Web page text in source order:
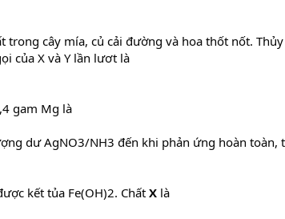
cây mía, củ cải đường và hoa thốt nốt.
của X và Y lần lươt là
gam Mg là
dư AgNO3/NH3 đến khi phản ứng hoàn toàn,
kết tủa Fe(OH)2. Chất X là